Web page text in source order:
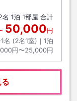
名 1泊 1部屋 合計
50,000円
名 (2名1室)｜ 1泊
円〜25,000円